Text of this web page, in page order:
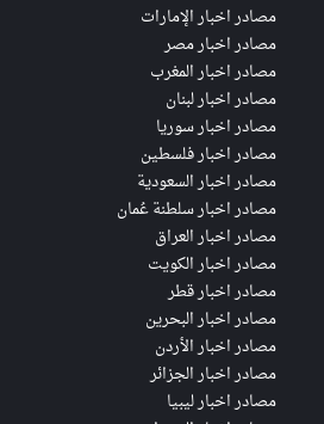
مصادر اخبار الإمارات
مصادر اخبار مصر
مصادر اخبار المغرب
مصادر اخبار لبنان
مصادر اخبار سوريا
مصادر اخبار فلسطين
مصادر اخبار السعودية
مصادر اخبار سلطنة عُمان
مصادر اخبار العراق
مصادر اخبار الكويت
مصادر اخبار قطر
مصادر اخبار البحرين
مصادر اخبار الأردن
مصادر اخبار الجزائر
مصادر اخبار ليبيا